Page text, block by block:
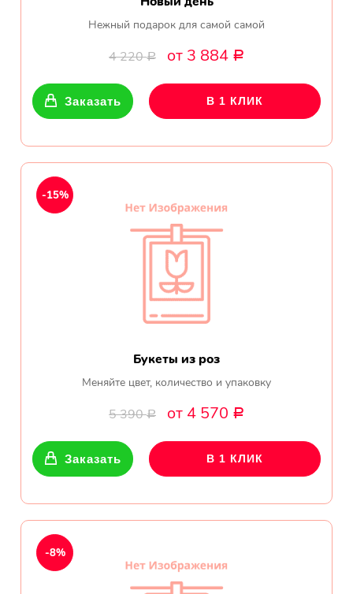
Нежный подарок для самой самой
4 220Р от 3 884 Р
Заказать В 1 КЛИК
Букеты из роз
Меняйте цвет, количество и упаковку
5 390Р от 4 570 Р
-15%
Заказать В 1 КЛИК
-8%